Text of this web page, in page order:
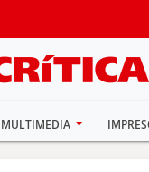
MULTIMEDIA